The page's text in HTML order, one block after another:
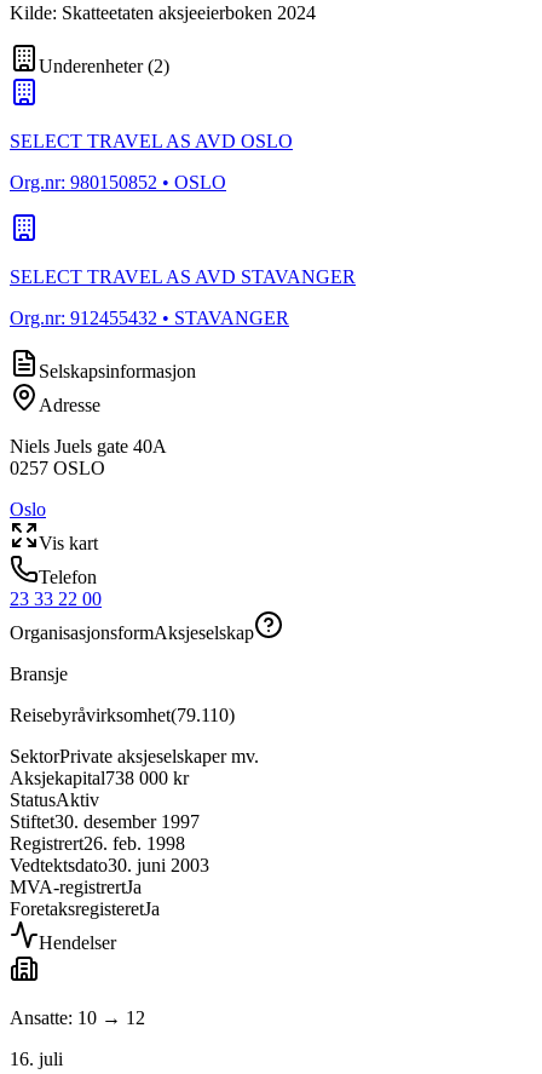
Kilde: Skatteetaten aksjeeierboken 2024
Underenheter(2)
SELECT TRAVEL AS AVD OSLO
Org.nr: 980150852 • OSLO
SELECT TRAVEL AS AVD STAVANGER
Org.nr: 912455432 • STAVANGER
Selskapsinformasjon
Adresse
Niels Juels gate 40A
0257 OSLO
Oslo
Vis kart
Telefon
23 33 22 00
OrganisasjonsformAksjeselskap
Bransje
Reisebyråvirksomhet(79.110)
SektorPrivate aksjeselskaper mv.
Aksjekapital738 000 kr
StatusAktiv
Stiftet30. desember 1997
Registrert26. feb. 1998
Vedtektsdato30. juni 2003
MVA-registrertJa
ForetaksregisteretJa
Hendelser
Ansatte: 10 → 12
16. juli